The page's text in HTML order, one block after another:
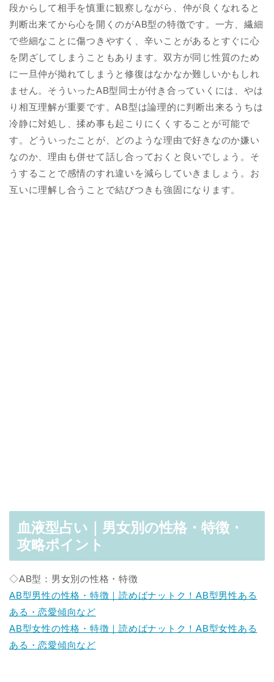
段からして相手を慎重に観察しながら、仲が良くなれると
判断出来てから心を開くのがAB型の特徴です。一方、繊細
で些細なことに傷つきやすく、辛いことがあるとすぐに心
を閉ざしてしまうこともあります。双方が同じ性質のため
に一旦仲が拗れてしまうと修復はなかなか難しいかもしれ
ません。そういったAB型同士が付き合っていくには、やは
り相互理解が重要です。AB型は論理的に判断出来るうちは
冷静に対処し、揉め事も起こりにくくすることが可能で
す。どういったことが、どのような理由で好きなのか嫌い
なのか、理由も併せて話し合っておくと良いでしょう。そ
うすることで感情のすれ違いを減らしていきましょう。お
互いに理解し合うことで結びつきも強固になります。
血液型占い｜男女別の性格・特徴・
攻略ポイント
◇AB型：男女別の性格・特徴
AB型男性の性格・特徴｜読めばナットク！AB型男性ある
ある・恋愛傾向など
AB型女性の性格・特徴｜読めばナットク！AB型女性ある
ある・恋愛傾向など